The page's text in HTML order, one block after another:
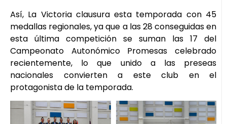
Así, La Victoria clausura esta temporada con 45
medallas regionales, ya que a las 28 conseguidas en
esta última competición se suman las 17 del
Campeonato Autonómico Promesas celebrado
recientemente, lo que unido a las preseas
nacionales convierten a este club en el
protagonista de la temporada.